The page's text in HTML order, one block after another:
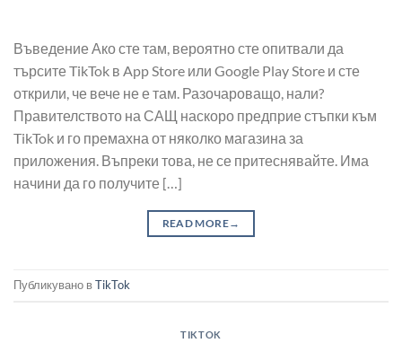
Въведение Ако сте там, вероятно сте опитвали да
търсите TikTok в App Store или Google Play Store и сте
открили, че вече не е там. Разочароващо, нали?
Правителството на САЩ наскоро предприе стъпки към
TikTok и го премахна от няколко магазина за
приложения. Въпреки това, не се притеснявайте. Има
начини да го получите […]
READ MORE→
Публикувано вTikTok
TIKTOK